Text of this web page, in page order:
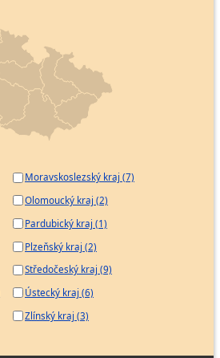
Moravskoslezský kraj (7)
Olomoucký kraj (2)
Pardubický kraj (1)
Plzeňský kraj (2)
Středočeský kraj (9)
Ústecký kraj (6)
Zlínský kraj (3)